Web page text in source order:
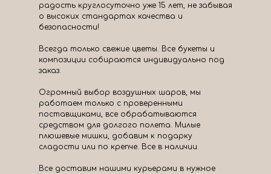
радость круглосуточно уже 15 лет, не забывая
о высоких стандартах качества и
безопасности!
Всегда только свежие цветы. Все букеты и
композиции собираются индивидуально под
заказ.
Огромный выбор воздушных шаров, мы
работаем только с проверенными
поставщиками, все обрабатываются
средством для долгого полета. Милые
плюшевые мишки, добавим к подарку
сладости или по крепче. Все в наличии.
Все доставим нашими курьерами в нужное